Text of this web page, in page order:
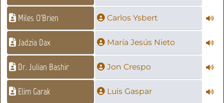
Miles O'Brien Carlos Ysbert
Jadzia Dax María Jesús Nieto
Dr. Julian Bashir Jon Crespo
Elim Garak Luis Gaspar